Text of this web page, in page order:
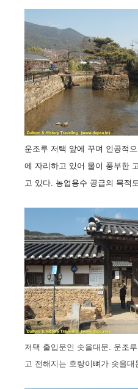
운조루 저택 앞에 꾸며 인공적
에 자리하고 있어 물이 풍부한
고 있다. 농업용수 공급의 목적
저택 출입문인 솟을대문. 운조
고 전해지는 호랑이뼈가 솟을대